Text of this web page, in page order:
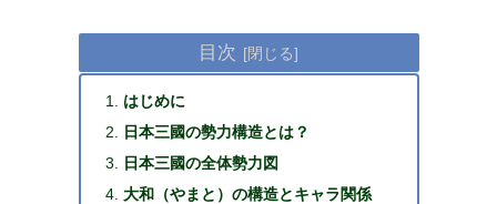
目次
はじめに
日本三國の勢力構造とは？
日本三國の全体勢力図
大和（やまと）の構造とキャラ関係